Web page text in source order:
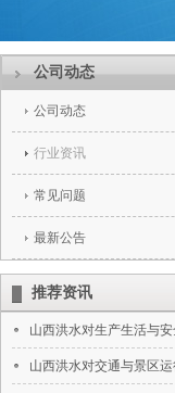
公司动态
公司动态
行业资讯
常见问题
最新公告
推荐资讯
山西洪水对生产生活与安
山西洪水对交通与景区运